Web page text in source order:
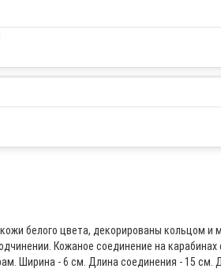
белого цвета, декорированы кольцом
Кожаное соединение на
Ширина - 6 см. Длина соединения - 15 см.